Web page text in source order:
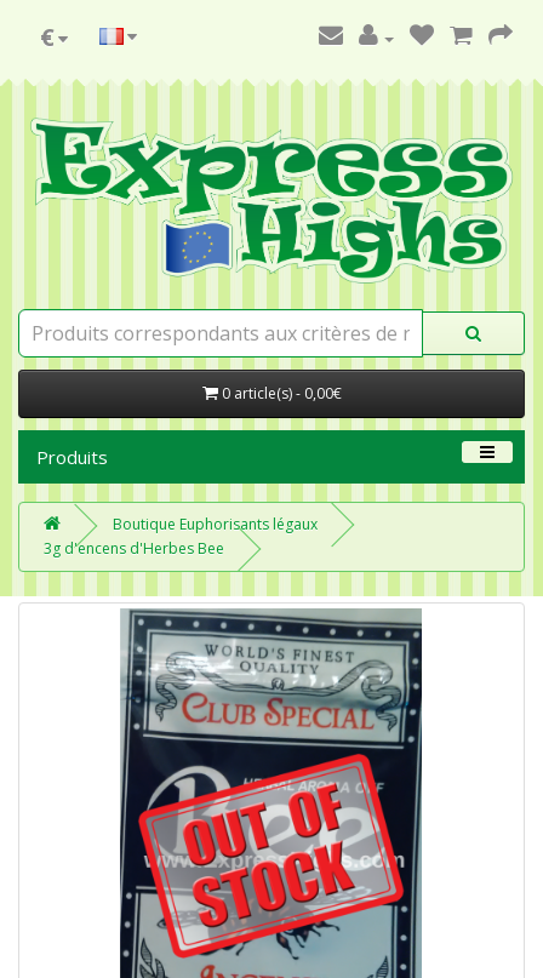
€
0 article(s) - 0,00€
Produits
Boutique Euphorisants légaux
3g d'encens d'Herbes Bee